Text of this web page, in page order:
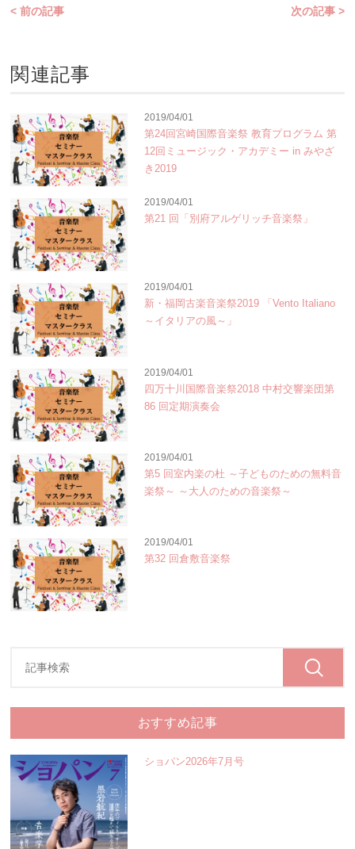
< 前の記事 次の記事 >
関連記事
2019/04/01
第24回宮崎国際音楽祭 教育プログラム 第
12回ミュージック・アカデミー in みやざ
き2019
2019/04/01
第21 回「別府アルゲリッチ音楽祭」
2019/04/01
新・福岡古楽音楽祭2019 「Vento Italiano
～イタリアの風～」
2019/04/01
四万十川国際音楽祭2018 中村交響楽団第
86 回定期演奏会
2019/04/01
第5 回室内楽の杜 ～子どものための無料音
楽祭～ ～大人のための音楽祭～
2019/04/01
第32 回倉敷音楽祭
おすすめ記事
ショパン2026年7月号